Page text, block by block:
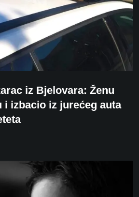
iz Bjelovara: Ženu
i izbacio iz jurećeg auta